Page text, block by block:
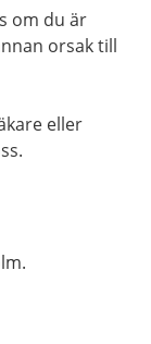
om du är
orsak till
eller